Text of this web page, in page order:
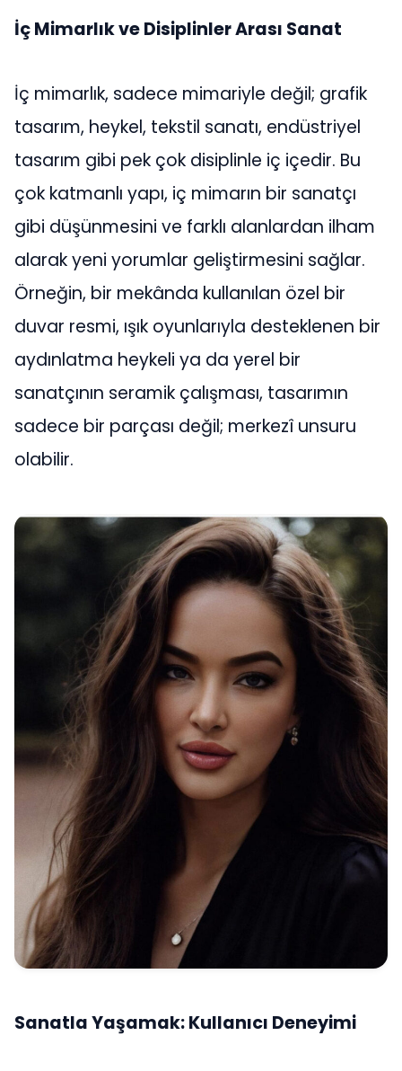
İç Mimarlık ve Disiplinler Arası Sanat
İç mimarlık, sadece mimariyle değil; grafik
tasarım, heykel, tekstil sanatı, endüstriyel
tasarım gibi pek çok disiplinle iç içedir. Bu
çok katmanlı yapı, iç mimarın bir sanatçı
gibi düşünmesini ve farklı alanlardan ilham
alarak yeni yorumlar geliştirmesini sağlar.
Örneğin, bir mekânda kullanılan özel bir
duvar resmi, ışık oyunlarıyla desteklenen bir
aydınlatma heykeli ya da yerel bir
sanatçının seramik çalışması, tasarımın
sadece bir parçası değil; merkezî unsuru
olabilir.
Sanatla Yaşamak: Kullanıcı Deneyimi